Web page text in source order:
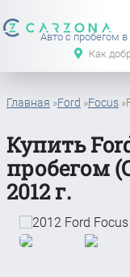
Авто с пробегом
Как
Главная »Ford »Focus »
Купить
пробегом
2012 г.